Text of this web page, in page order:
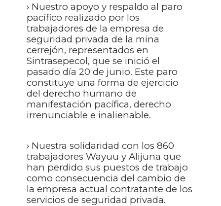
Nuestro apoyo y respaldo al paro
pacífico realizado por los
trabajadores de la empresa de
seguridad privada de la mina
cerrejón, representados en
Sintrasepecol, que se inició el
pasado día 20 de junio. Este paro
constituye una forma de ejercicio
del derecho humano de
manifestación pacífica, derecho
irrenunciable e inalienable.
Nuestra solidaridad con los 860
trabajadores Wayuu y Alijuna que
han perdido sus puestos de trabajo
como consecuencia del cambio de
la empresa actual contratante de los
servicios de seguridad privada.